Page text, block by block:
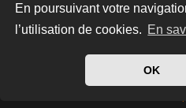
En poursuivant votre
l’utilisation de cookies. En
OK
Le forum des passionnés de Café Racer
phpBB ® Forum